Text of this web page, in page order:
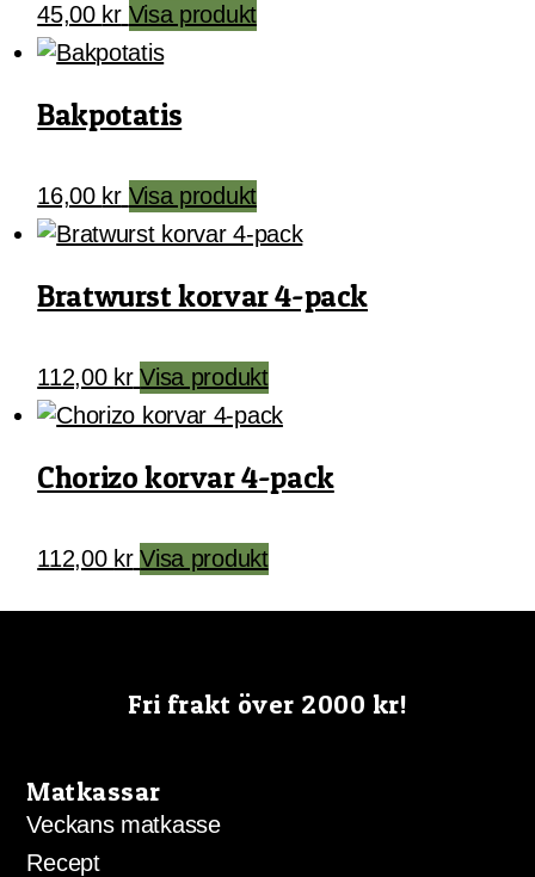
45,00 kr Visa produkt
Bakpotatis
16,00 kr Visa produkt
Bratwurst korvar 4-pack
112,00 kr Visa produkt
Chorizo korvar 4-pack
112,00 kr Visa produkt
Fri frakt över 2000 kr!
Matkassar
Veckans matkasse
Recept